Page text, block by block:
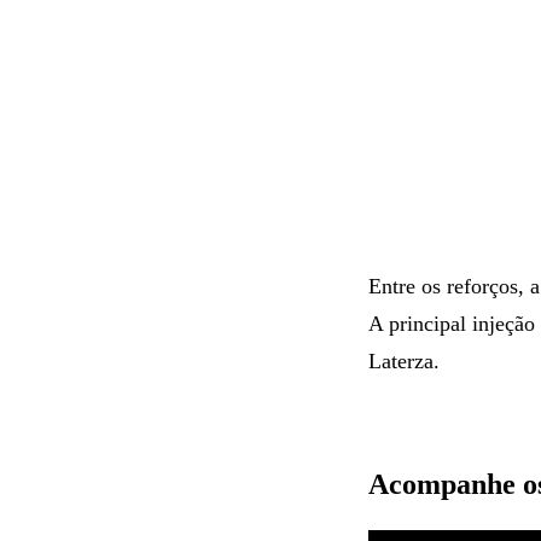
Entre os reforços,
A principal injeção
Laterza.
Acompanhe